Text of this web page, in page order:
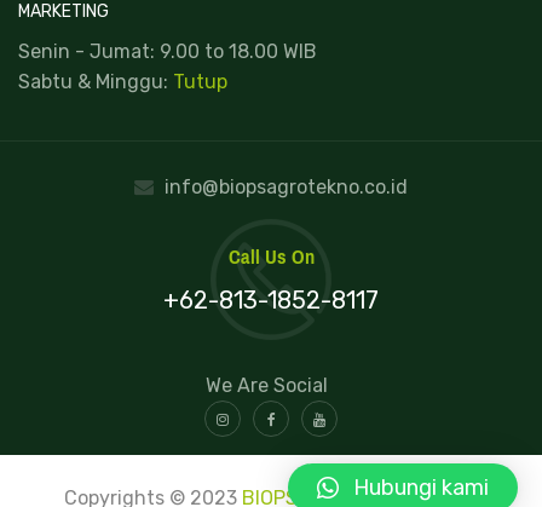
MARKETING
Senin - Jumat: 9.00 to 18.00 WIB
Sabtu & Minggu: Tutup
info@biopsagrotekno.co.id
Call Us On
+62-813-1852-8117
We Are Social
Copyrights © 2023 BIOPS . All rights reserved.
Hubungi kami